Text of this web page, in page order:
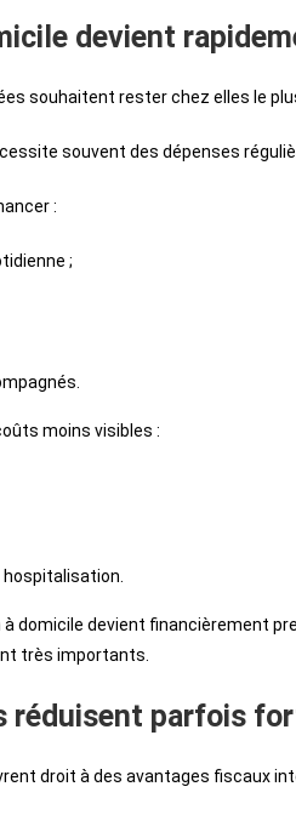
devient
souhaitent rester chez elles le
souvent des dépenses
:
;
moins visibles :
domicile devient financièrement
très importants.
réduisent parfois
droit à des avantages fiscaux